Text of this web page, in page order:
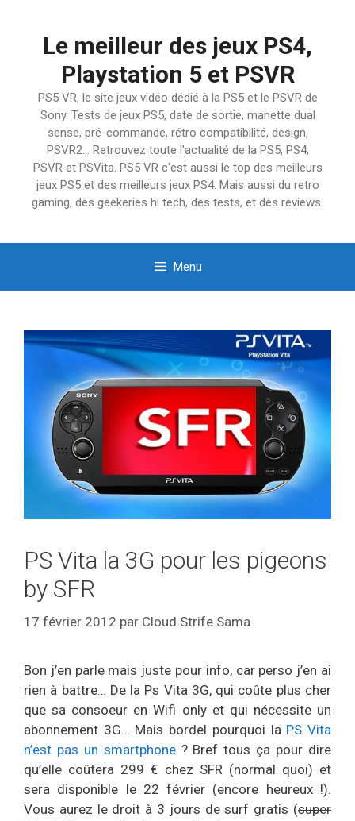
Le meilleur des jeux PS4,
Playstation 5 et PSVR
PS5 VR, le site jeux vidéo dédié à la PS5 et le PSVR de
Sony. Tests de jeux PS5, date de sortie, manette dual
sense, pré-commande, rétro compatibilité, design,
PSVR2… Retrouvez toute l'actualité de la PS5, PS4,
PSVR et PSVita. PS5 VR c'est aussi le top des meilleurs
jeux PS5 et des meilleurs jeux PS4. Mais aussi du retro
gaming, des geekeries hi tech, des tests, et des reviews.
Menu
PS Vita la 3G pour les pigeons
by SFR
17 février 2012 par Cloud Strife Sama
Bon j’en parle mais juste pour info, car perso j’en ai
rien à battre… De la Ps Vita 3G, qui coûte plus cher
que sa consoeur en Wifi only et qui nécessite un
abonnement 3G… Mais bordel pourquoi la PS Vita
n’est pas un smartphone? Bref tous ça pour dire
qu’elle coûtera 299 € chez SFR (normal quoi) et
sera disponible le 22 février (encore heureux !).
Vous aurez le droit à 3 jours de surf gratis (super